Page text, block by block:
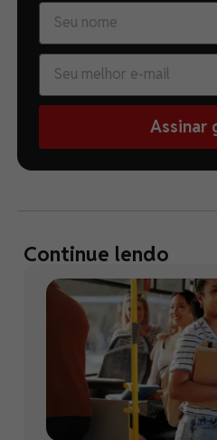
Assinar
Continue lendo